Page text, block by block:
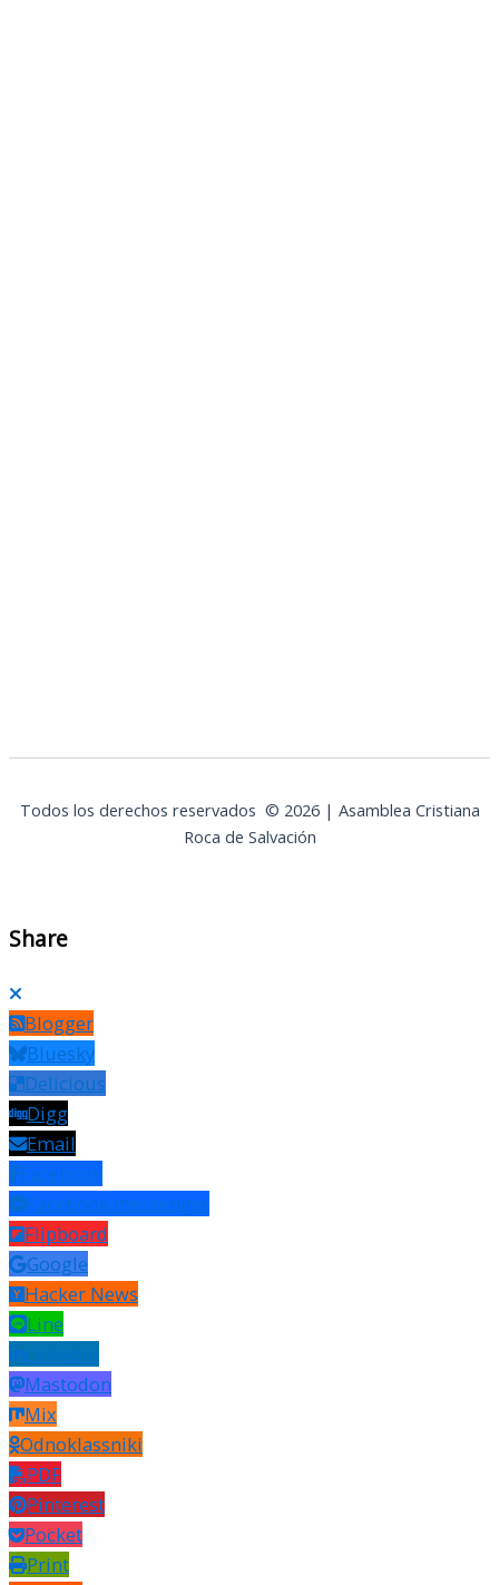
Todos los derechos reservados © 2026 | Asamblea Cristiana
Roca de Salvación
Share
Blogger
Bluesky
Delicious
Digg
Email
Facebook
Facebook messenger
Flipboard
Google
Hacker News
Line
LinkedIn
Mastodon
Mix
Odnoklassniki
PDF
Pinterest
Pocket
Print